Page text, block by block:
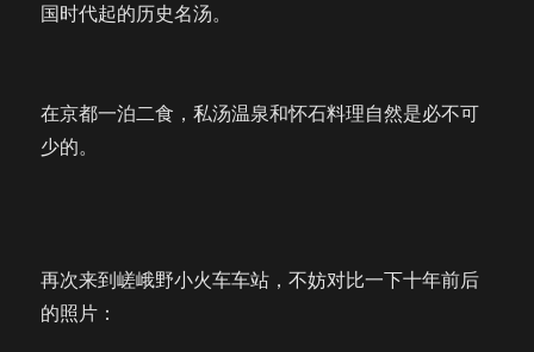
国时代起的历史名汤。
在京都一泊二食，私汤温泉和怀石料理自然是必不可
少的。
再次来到嵯峨野小火车车站，不妨对比一下十年前后
的照片：